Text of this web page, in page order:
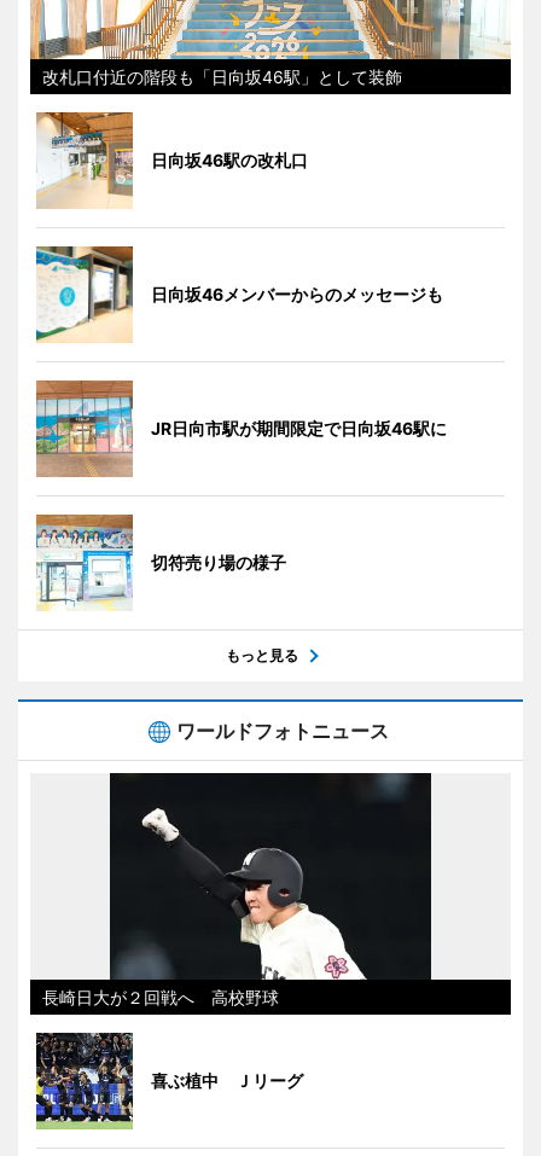
改札口付近の階段も「日向坂46駅」として装飾
日向坂46駅の改札口
日向坂46メンバーからのメッセージも
JR日向市駅が期間限定で日向坂46駅に
切符売り場の様子
もっと見る
ワールドフォトニュース
長崎日大が２回戦へ 高校野球
喜ぶ植中 Ｊリーグ